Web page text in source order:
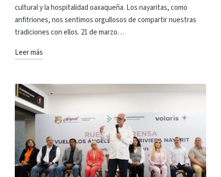
cultural y la hospitalidad oaxaqueña. Los nayaritas, como
anfitriones, nos sentimos orgullosos de compartir nuestras
tradiciones con ellos. 21 de marzo…
Leer más